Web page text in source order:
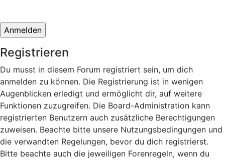
Registrieren
Du musst in diesem Forum registriert sein, um dich
anmelden zu können. Die Registrierung ist in wenigen
Augenblicken erledigt und ermöglicht dir, auf weitere
Funktionen zuzugreifen. Die Board-Administration kann
registrierten Benutzern auch zusätzliche Berechtigungen
zuweisen. Beachte bitte unsere Nutzungsbedingungen und
die verwandten Regelungen, bevor du dich registrierst.
Bitte beachte auch die jeweiligen Forenregeln, wenn du